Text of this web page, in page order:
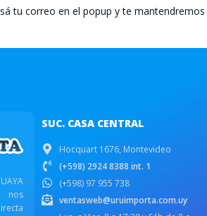
tu correo en el popup y te
nos
SUC. CASA CENTRAL
Hocquart 1676, Montevideo
(+598) 2924 8388 int. 1
(+598) 97 955 738
ventasweb@uruimporta.com.uy